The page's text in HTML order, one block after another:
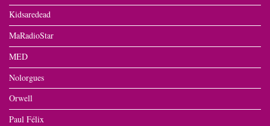
Kidsaredead
MaRadioStar
MED
Nolorgues
Orwell
Paul Félix